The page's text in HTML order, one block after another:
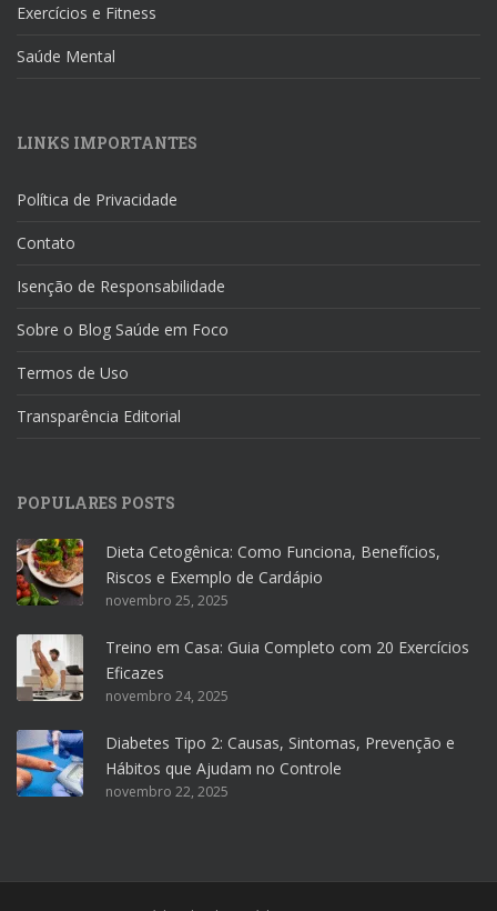
Exercícios e Fitness
Saúde Mental
LINKS IMPORTANTES
Política de Privacidade
Contato
Isenção de Responsabilidade
Sobre o Blog Saúde em Foco
Termos de Uso
Transparência Editorial
POPULARES POSTS
Dieta Cetogênica: Como Funciona, Benefícios,
Riscos e Exemplo de Cardápio
novembro 25, 2025
Treino em Casa: Guia Completo com 20 Exercícios
Eficazes
novembro 24, 2025
Diabetes Tipo 2: Causas, Sintomas, Prevenção e
Hábitos que Ajudam no Controle
novembro 22, 2025